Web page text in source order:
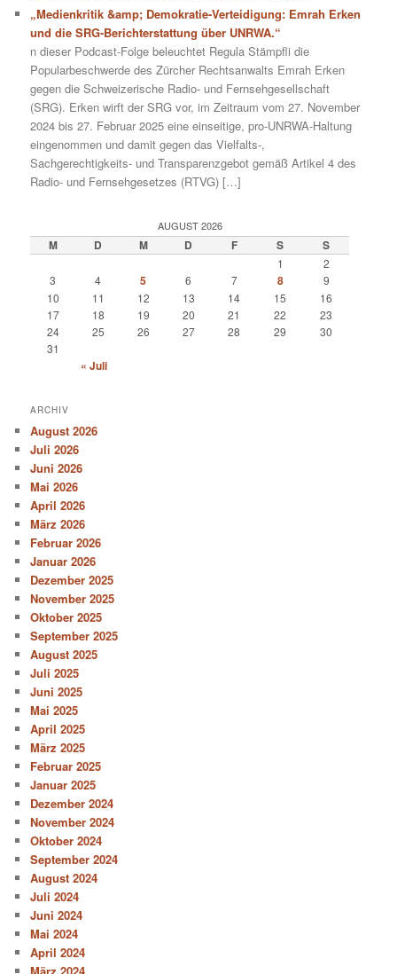
„Medienkritik &amp; Demokratie-Verteidigung: Emrah Erken
und die SRG-Berichterstattung über UNRWA.“
n dieser Podcast-Folge beleuchtet Regula Stämpfli die
Popularbeschwerde des Zürcher Rechtsanwalts Emrah Erken
gegen die Schweizerische Radio- und Fernsehgesellschaft
(SRG). Erken wirft der SRG vor, im Zeitraum vom 27. November
2024 bis 27. Februar 2025 eine einseitige, pro-UNRWA-Haltung
eingenommen und damit gegen das Vielfalts-,
Sachgerechtigkeits- und Transparenzgebot gemäß Artikel 4 des
Radio- und Fernsehgesetzes (RTVG) […]
AUGUST 2026
M D M D F S S
1
2
3
4 5 6 7 8
9
10
11 12 13 14 15
16
17
18 19 20 21 22
23
24
25 26 27 28 29
30
31
« Juli
ARCHIV
August 2026
Juli 2026
Juni 2026
Mai 2026
April 2026
März 2026
Februar 2026
Januar 2026
Dezember 2025
November 2025
Oktober 2025
September 2025
August 2025
Juli 2025
Juni 2025
Mai 2025
April 2025
März 2025
Februar 2025
Januar 2025
Dezember 2024
November 2024
Oktober 2024
September 2024
August 2024
Juli 2024
Juni 2024
Mai 2024
April 2024
März 2024